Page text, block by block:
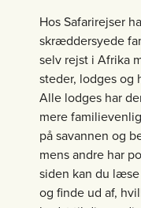
Hos Safarirejser
skræddersyede
selv rejst i Afrika
steder, lodges og
Alle lodges har
mere
på savannen og
mens andre har
siden kan du
og finde ud af,